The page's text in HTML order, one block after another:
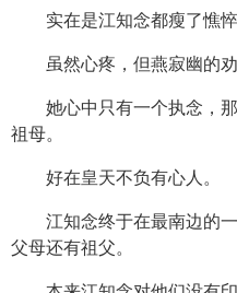
实在是江知念都瘦了憔
虽然心疼，但燕寂幽的
她心中只有一个执念，
祖母。
好在皇天不负有心人。
江知念终于在最南边的
父母还有祖父。